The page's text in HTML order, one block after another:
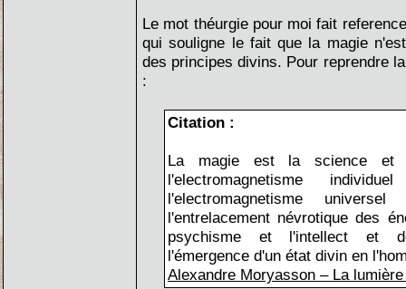
Le mot théurgie pour moi fait
qui souligne le fait que la magie
des principes divins. Pour reprendre
:
Citation :
La magie est la science et
l'electromagnetisme
l'electromagnetisme
l'entrelacement névrotique des
psychisme et l'intellect et
l'émergence d'un état divin en
Alexandre Moryasson – La